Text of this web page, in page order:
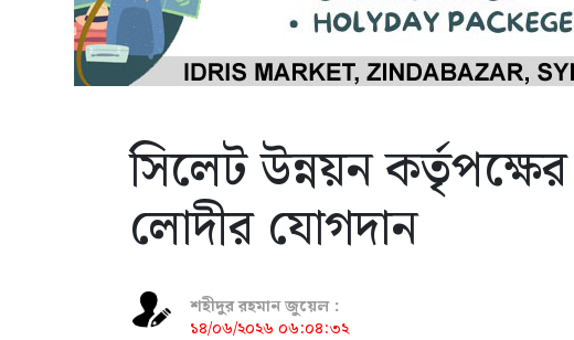
সিলেট উন্নয়ন
লোদীর যোগদান
শহীদুর রহমান জুয়েল :
১৪/০৬/২০২৬ ০৬:০৪:৩২